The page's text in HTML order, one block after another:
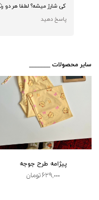
★★
کی شارژ میشه؟ لطفا هر دو
پاسخ دهید
پیژامه طرح جوجه
۶۲۹,۰۰۰ تومان
​_______ سایر محصولات